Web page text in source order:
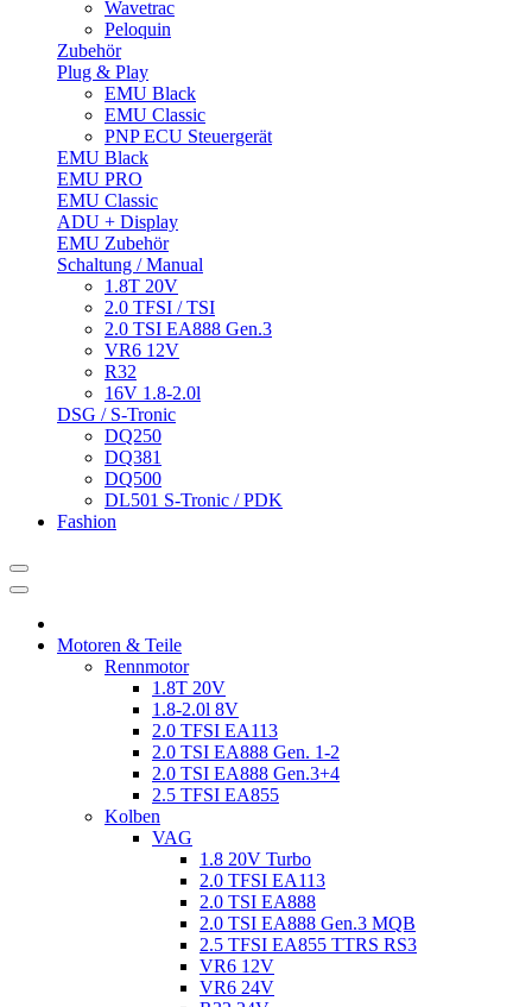
Wavetrac
Peloquin
Zubehör
Plug & Play
EMU Black
EMU Classic
PNP ECU Steuergerät
EMU Black
EMU PRO
EMU Classic
ADU + Display
EMU Zubehör
Schaltung / Manual
1.8T 20V
2.0 TFSI / TSI
2.0 TSI EA888 Gen.3
VR6 12V
R32
16V 1.8-2.0l
DSG / S-Tronic
DQ250
DQ381
DQ500
DL501 S-Tronic / PDK
Fashion
Motoren & Teile
Rennmotor
1.8T 20V
1.8-2.0l 8V
2.0 TFSI EA113
2.0 TSI EA888 Gen. 1-2
2.0 TSI EA888 Gen.3+4
2.5 TFSI EA855
Kolben
VAG
1.8 20V Turbo
2.0 TFSI EA113
2.0 TSI EA888
2.0 TSI EA888 Gen.3 MQB
2.5 TFSI EA855 TTRS RS3
VR6 12V
VR6 24V